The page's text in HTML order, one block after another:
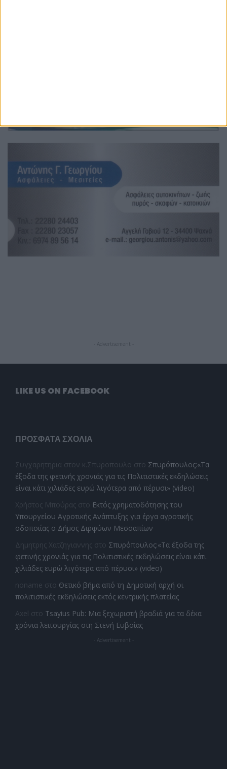
- Advertisement -
LIKE US ON FACEBOOK
ΠΡΌΣΦΑΤΑ ΣΧΌΛΙΑ
Συγχαρητηρια στον κ.Σπυροπουλο στο Σπυρόπουλος:«Τα
έξοδα της φετινής χρονιάς για τις Πολιτιστικές εκδηλώσεις
είναι κάτι χιλιάδες ευρώ λιγότερα από πέρυσι» (video)
Χρήστος Μπούρας στο Εκτός χρηματοδότησης του
Υπουργείου Αγροτικής Ανάπτυξης για έργα αγροτικής
οδοποιίας ο Δήμος Διρφύων Μεσσαπίων
Δημητρης Χατζηγιαννης στο Σπυρόπουλος:«Τα έξοδα της
φετινής χρονιάς για τις Πολιτιστικές εκδηλώσεις είναι κάτι
χιλιάδες ευρώ λιγότερα από πέρυσι» (video)
noname στο Θετικό βήμα από τη Δημοτική αρχή οι
πολιτιστικές εκδηλώσεις εκτός κεντρικής πλατείας
Axel στο Tsayius Pub: Μια ξεχωριστή βραδιά για τα δέκα
χρόνια λειτουργίας στη Στενή Ευβοίας
- Advertisement -